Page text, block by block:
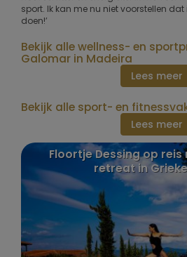
sport. Ik kan me nu niet voorstellen
doen!’
Bekijk alle wellness- en
Galomar in Madeira
Lees meer
Bekijk alle sport- en
Lees meer
Puurenkuur review:
en